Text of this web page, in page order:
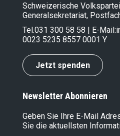
Schweizerische Volkspartei
Generalsekretariat,
Tel.031 300 58 58 | E-Mail:
0023 5235 8557 0001 Y
Jetzt spenden
Newsletter Abonnieren
Geben Sie Ihre E-Mail
Sie die aktuellsten